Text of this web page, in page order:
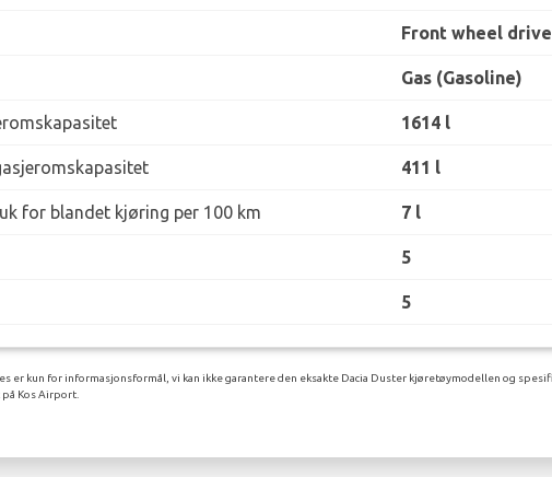
Front wheel drive
Gas (Gasoline)
1614 l
411 l
for blandet kjøring per 100 km 7 l
5
5
er kun for informasjonsformål, vi kan ikke garantere den eksakte Dacia Duster kjøretøymodellen og
Kos Airport.